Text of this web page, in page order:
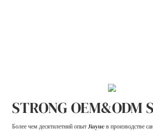
STRONG OEM&ODM
Более чем десятилетний опыт Jiayue в производстве